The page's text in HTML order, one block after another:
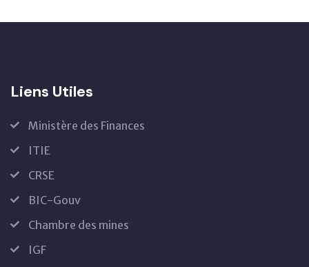
Liens Utiles
Ministère des Finances
ITIE
CRSE
BIC-Gouv
Chambre des mines
IGF